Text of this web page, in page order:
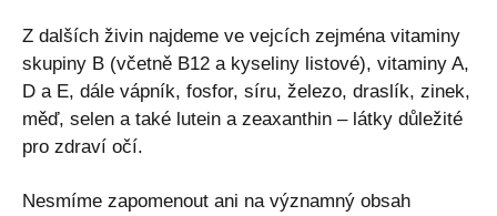
Z dalších živin najdeme ve vejcích zejména vitaminy
skupiny B (včetně B12 a kyseliny listové), vitaminy A,
D a E, dále vápník, fosfor, síru, železo, draslík, zinek,
měď, selen a také lutein a zeaxanthin – látky důležité
pro zdraví očí.
Nesmíme zapomenout ani na významný obsah